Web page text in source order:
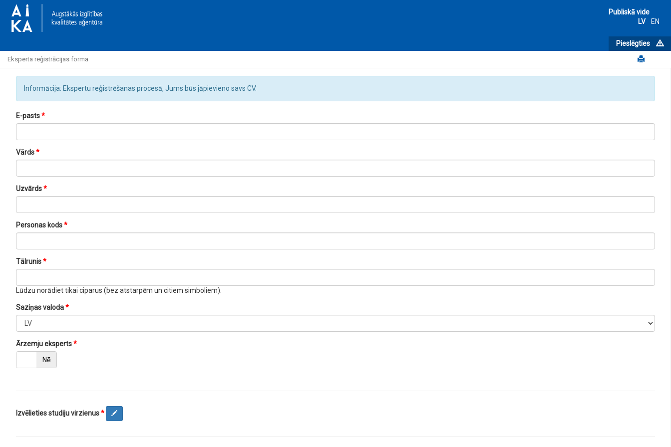
Publiskā vide
LV
EN
Pieslēgties
Eksperta reģistrācijas forma
Informācija: Ekspertu reģistrēšanas procesā, Jums būs jāpievieno savs CV.
E-pasts
Vārds
Uzvārds
Personas kods
Tālrunis
Lūdzu norādiet tikai ciparus (bez atstarpēm un citiem simboliem).
Saziņas valoda
Ārzemju eksperts
Nē
Izvēlieties studiju virzienus